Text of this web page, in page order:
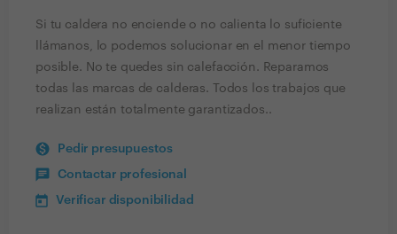
Si tu caldera no enciende o no calienta lo suficiente
llámanos, lo podemos solucionar en el menor tiempo
posible. No te quedes sin calefacción. Reparamos
todas las marcas de calderas. Todos los trabajos que
realizan están totalmente garantizados..
Pedir presupuestos
Contactar profesional
Verificar disponibilidad